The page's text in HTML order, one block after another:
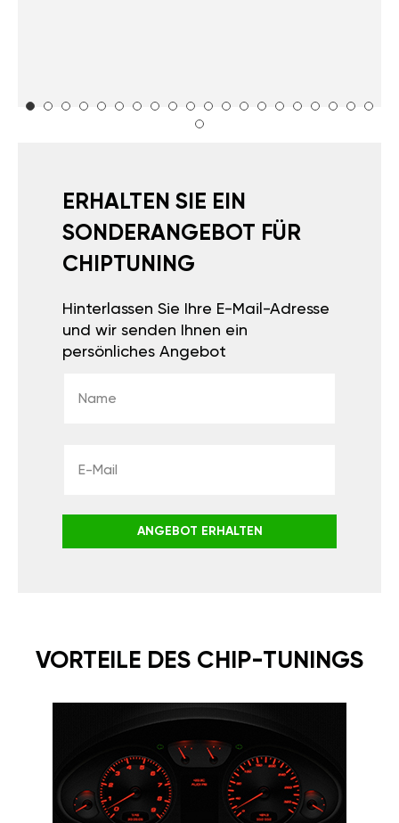
ERHALTEN SIE EIN
SONDERANGEBOT FÜR
CHIPTUNING
Hinterlassen Sie Ihre E-Mail-Adresse
und wir senden Ihnen ein
persönliches Angebot
ANGEBOT ERHALTEN
VORTEILE DES CHIP-TUNINGS